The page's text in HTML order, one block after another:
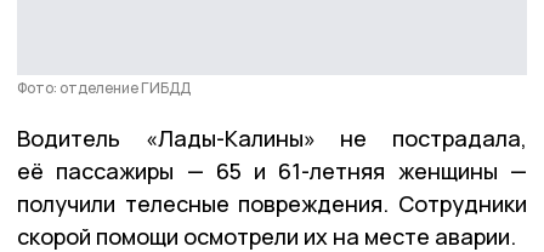
Фото: отделение ГИБДД
Водитель «Лады-Калины» не пострадала,
её пассажиры — 65 и 61-летняя женщины —
получили телесные повреждения. Сотрудники
скорой помощи осмотрели их на месте аварии.